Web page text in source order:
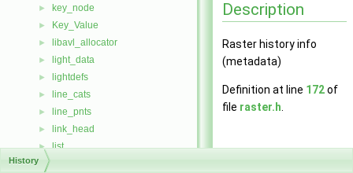
► key_node
► Key_Value
► libavl_allocator
► light_data
► lightdefs
► line_cats
► line_pnts
► link_head
► list
►
Description
Raster history info
(metadata)
Definition at line 172of
file raster.h
History